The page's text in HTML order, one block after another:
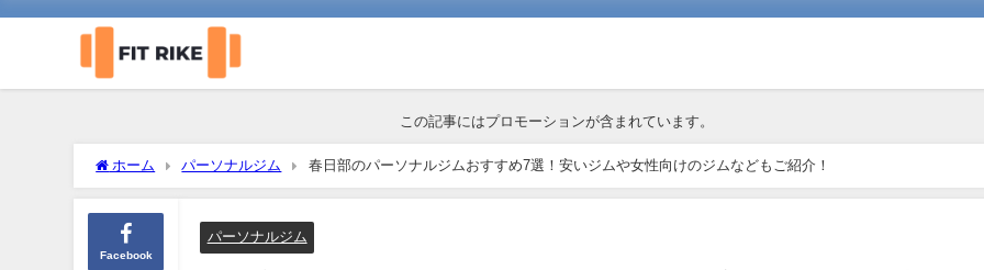
この記事にはプロモーションが含まれています。
ホーム パーソナルジム 春日部のパーソナルジムおすすめ7選！安いジムや女性向けのジムなどもご紹介！
Facebook
パーソナルジム